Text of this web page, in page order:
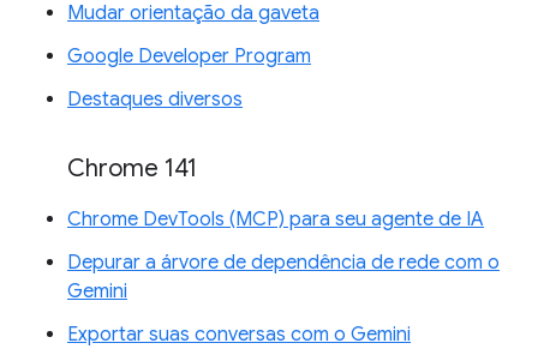
Mudar orientação da gaveta
Google Developer Program
Destaques diversos
Chrome 141
Chrome DevTools (MCP) para seu agente de IA
Depurar a árvore de dependência de rede com o
Gemini
Exportar suas conversas com o Gemini